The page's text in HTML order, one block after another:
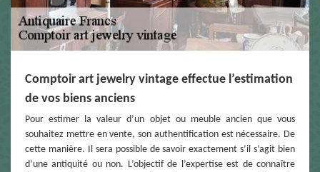
Comptoir art jewelry vintage effectue l’estimation
de vos biens anciens
Pour estimer la valeur d’un objet ou meuble ancien que vous
souhaitez mettre en vente, son authentification est nécessaire. De
cette manière. Il sera possible de savoir exactement s’il s’agit bien
d’une antiquité ou non. L’objectif de l’expertise est de connaître